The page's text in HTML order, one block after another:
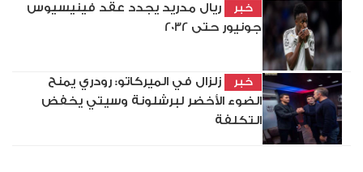
خبر
ريال مدريد يجدد عقد فينيسيوس
جونيور حتى 2032
خبر
زلزال في الميركاتو: رودري يمنح
الضوء الأخضر لبرشلونة وسيتي يخفض
التكلفة